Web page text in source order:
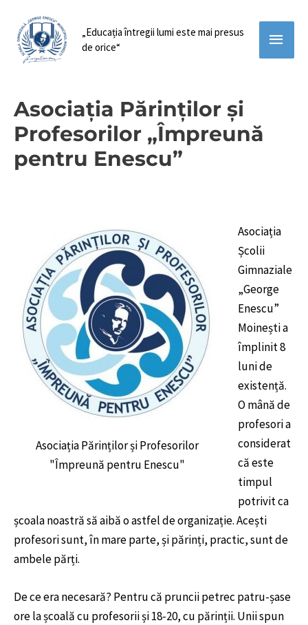
„Educația întregii lumi este mai presus
de orice“
Main
Asociația Părinților și
Profesorilor „Împreună
pentru Enescu”
Asociația Părinților și Profesorilor
"Împreună pentru Enescu"
Asociația
Școlii
Gimnaziale
„George
Enescu”
Moinești a
împlinit 8
luni de
existență.
O mână de
profesori a
considerat
că este
timpul
potrivit ca
școala noastră să aibă o astfel de organizație. Acești
profesori sunt, în mare parte, și părinți, practic, sunt de
ambele părți.
De ce era necesară? Pentru că pruncii petrec patru-șase
ore la școală cu profesorii și 18-20, cu părinții. Unii spun